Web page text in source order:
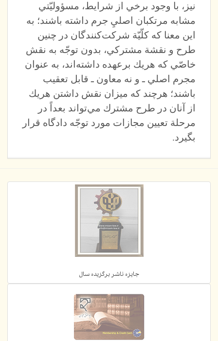
نيز، با وجود برخي از شرايط، مسؤوليّتي
مشابه مرتكبان اصليِ جرم داشته باشند؛ به
اين معنا كه كلّيّة شركت‌كنندگان در چنين
طرح و نقشة مشتركي، بدون توجّه به نقش
خاصّي كه هريك برعهده داشته‌اند، به عنوان
مجرم اصلي ـ و نه معاون ـ قابل تعقيب
باشند؛ هرچند كه ميزان نقش داشتن هريك
از آنان در طرح مشترك مي‌تواند بعداً در
مرحلة تعيين مجازات مورد توجّه دادگاه قرار
بگيرد.
جایزه ناشر برگزیده سال